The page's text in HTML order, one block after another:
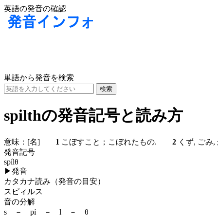
英語の発音の確認
単語から発音を検索
spilthの発音記号と読み方
意味： [名] 1 こぼすこと；こぼれたもの. 2 くず, ごみ,
発音記号
spílθ
▶発音
カタカナ読み（発音の目安）
スピィルス
音の分解
s － pí － l － θ